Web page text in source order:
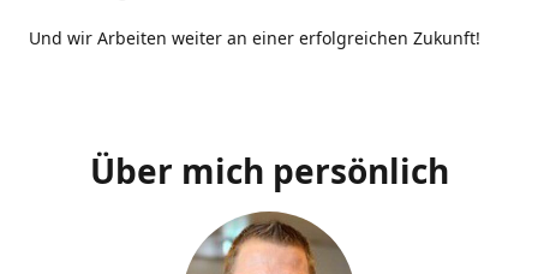
Und wir Arbeiten weiter an einer erfolgreichen Zukunft!
Über mich persönlich